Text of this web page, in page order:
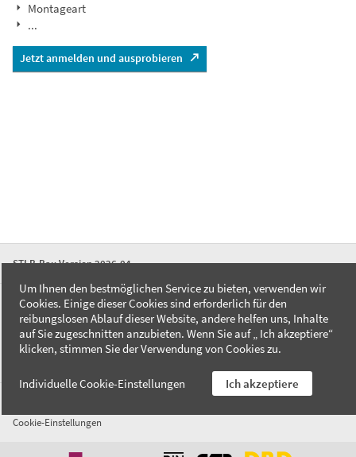
Montageart
...
Jetzt anmelden und ausprobieren
STLB-Bau Version 2026-04
FAQ
Kontakt
Datenschutzerklärung
Cookie-Einstellungen
Um Ihnen den bestmöglichen Service zu bieten, verwenden wir
Cookies. Einige dieser Cookies sind erforderlich für den
reibungslosen Ablauf dieser Website, andere helfen uns, Inhalte
auf Sie zugeschnitten anzubieten. Wenn Sie auf „ Ich akzeptiere“
klicken, stimmen Sie der Verwendung von Cookies zu.
Individuelle Cookie-Einstellungen Ich akzeptiere